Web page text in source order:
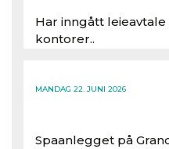
Har inngått
kontorer..
MANDAG 22. JUNI 2026
Spaanlegget på